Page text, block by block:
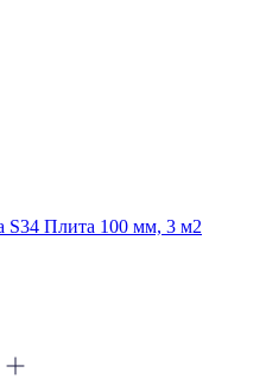
Плита 100 мм, 3 м2